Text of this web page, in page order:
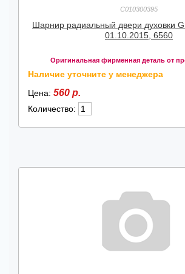
C010300395
Шарнир радиальный двери духовки
01.10.2015, 6560
Оригинальная фирменная деталь от
Наличие уточните у менеджера
Цена: 560 р.
Количество: